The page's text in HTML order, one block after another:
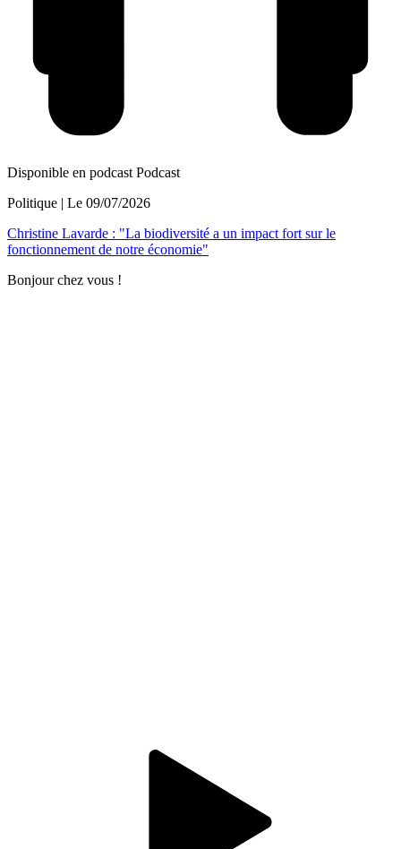
Disponible en podcast Podcast
Politique | Le 09/07/2026
Christine Lavarde : "La biodiversité a un impact fort sur le
fonctionnement de notre économie"
Bonjour chez vous !